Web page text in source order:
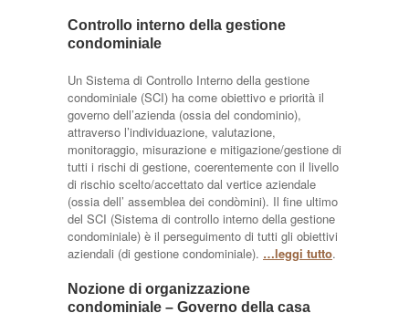
Controllo interno della gestione
condominiale
Un Sistema di Controllo Interno della gestione
condominiale (SCI) ha come obiettivo e priorità il
governo dell’azienda (ossia del condominio),
attraverso l’individuazione, valutazione,
monitoraggio, misurazione e mitigazione/gestione di
tutti i rischi di gestione, coerentemente con il livello
di rischio scelto/accettato dal vertice aziendale
(ossia dell’ assemblea dei condòmini). Il fine ultimo
del SCI (Sistema di controllo interno della gestione
condominiale) è il perseguimento di tutti gli obiettivi
aziendali (di gestione condominiale). …leggi tutto.
Nozione di organizzazione
condominiale – Governo della casa